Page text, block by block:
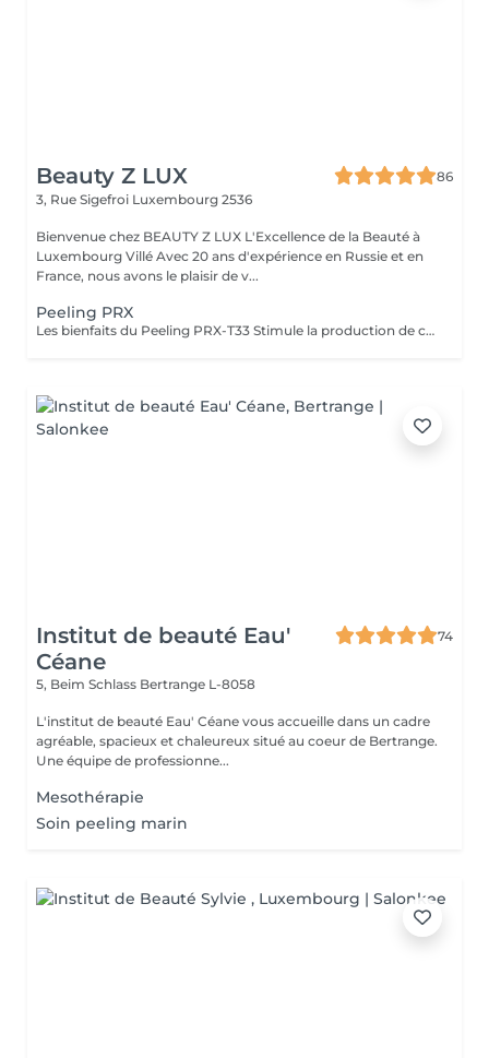
Beauty Z LUX
86
3, Rue Sigefroi Luxembourg 2536
Bienvenue chez BEAUTY Z LUX L'Excellence de la Beauté à
Luxembourg Villé Avec 20 ans d'expérience en Russie et en
France, nous avons le plaisir de v...
Peeling PRX
Les bienfaits du Peeling PRX-T33 Stimule la production de collagène et d'élastine, sans exfoliation visible. Raffermit et redensifie la peau, avec un effet lifting immédiat et naturel. Illumine le teint et redonne de l'éclat instantanément. Atténue les taches pigmentaires et unifie le teint. Améliore la texture de la peau, resserre les pores et réduit les cicatrices légères. Résultat : une peau plus ferme, plus lisse et visiblement rajeunie, sans temps de récupération. The Benefits of PRX-T33 Peel Stimulates collagen and elastin production without visible peeling. Firms and densifies the skin with an instant natural lifting effect. Brightens and revives the complexion immediately. Reduces pigmentation spots and evens out skin tone. Improves skin texture, tightens pores, and softens mild scars. Result: firmer, smoother, and visibly rejuvenated skin with no downtime.
Institut de beauté Eau'
Céane
74
5, Beim Schlass Bertrange L-8058
L'institut de beauté Eau' Céane vous accueille dans un cadre
agréable, spacieux et chaleureux situé au coeur de Bertrange.
Une équipe de professionne...
Mesothérapie
Soin peeling marin